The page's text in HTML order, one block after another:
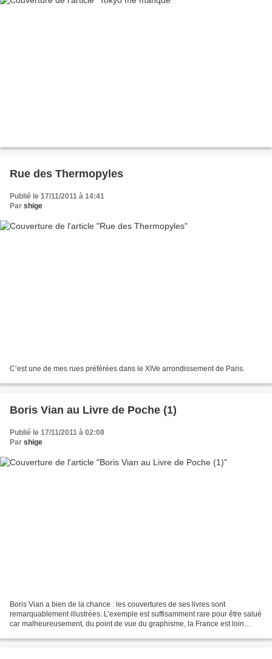
Rue des Thermopyles
Publié le 17/11/2011 à 14:41
Par shige
C’est une de mes rues préférées dans le XIVe arrondissement de Paris.
Boris Vian au Livre de Poche (1)
Publié le 17/11/2011 à 02:08
Par shige
Boris Vian a bien de la chance : les couvertures de ses livres sont
remarquablement illustrées. L’exemple est suffisamment rare pour être salué
car malheureusement, du point de vue du graphisme, la France est loin